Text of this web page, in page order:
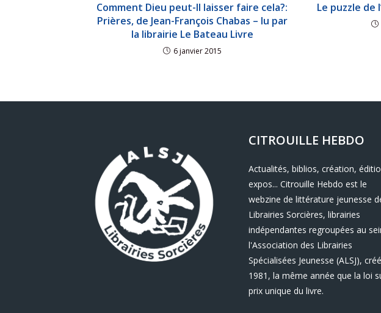
Comment Dieu peut-Il laisser faire cela?:
Prières, de Jean-François Chabas – lu par
la librairie Le Bateau Livre
6 janvier 2015
Le puzzle de
CITROUILLE HEBDO
Actualités, biblios, création,
expos... Citrouille Hebdo est le
webzine de littérature jeunesse
Librairies Sorcières, librairies
indépendantes regroupées au
l'Association des Librairies
Spécialisées Jeunesse (ALSJ),
1981, la même année que la loi
prix unique du livre.